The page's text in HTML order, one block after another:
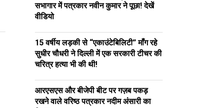
सभागार में पत्रकार नवीन कुमार ने पूछा! देखें
वीडियो
15 वर्षीय लड़की से “एकाउंटेबिलिटी” माँग रहे
सुधीर चौधरी ने दिल्ली में एक सरकारी टीचर की
चरित्र हत्या भी की थी!
आरएसएस और बीजेपी बीट पर गज़ब पकड़
रखने वाले वरिष्ठ पत्रकार नदीम अंसारी का